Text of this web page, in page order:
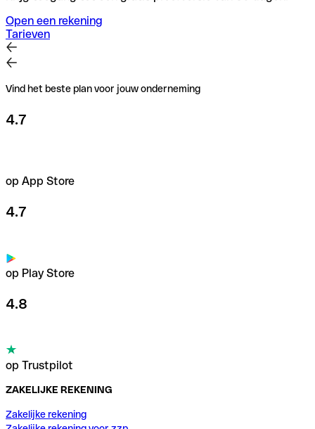
Open een rekening
Tarieven
Vind het beste plan voor jouw onderneming
4.7
op App Store
4.7
op Play Store
4.8
op Trustpilot
ZAKELIJKE REKENING
Zakelijke rekening